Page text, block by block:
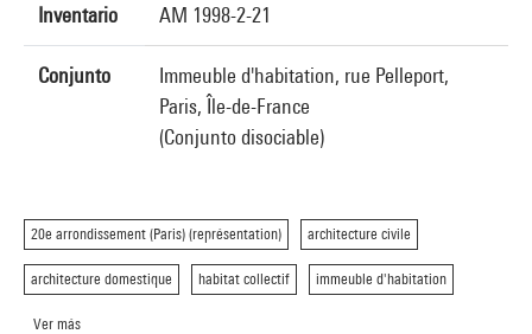
Inventario AM 1998-2-21
Conjunto
Immeuble d'habitation, rue Pelleport,
Paris, Île-de-France
(Conjunto disociable)
20e arrondissement (Paris) (représentation) architecture civile
architecture domestique habitat collectif immeuble d'habitation
Ver más